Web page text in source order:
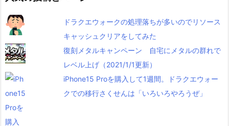
ドラクエウォークの処理落ちが多いのでリソース
キャッシュクリアをしてみた
復刻メタルキャンペーン 自宅にメタルの群れで
レベル上げ（2021/1/1更新）
iPhone15 Proを購入して1週間。ドラクエウォー
クでの移行さくせんは「いろいろやろうぜ」